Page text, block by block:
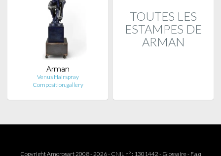
Arman
Venus Hairspray
Composition.gallery
TOUTES LES
ESTAMPES DE
ARMAN
Copyright Amorosart 2008 - 2026 - CNIL n° : 1301442 - Glossaire- F.a.q